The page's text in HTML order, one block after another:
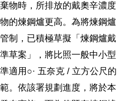
物時，所排放的戴奧辛濃度
的煉鋼爐更高。為將煉鋼爐
制，已積極草擬「煉鋼爐戴
草案」，將比照一般中小型
適用○· 五奈克 / 立方公尺的
。依該署規劃進度，將於本